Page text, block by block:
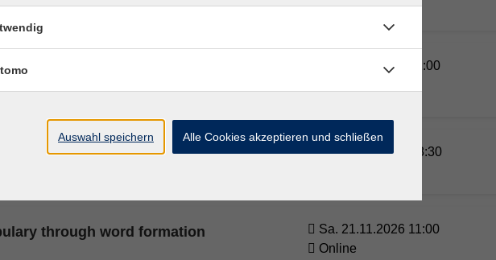
Online
2: Conditional sentences, modal
Sa. 24.10.2026 11:00
Mo. 09.11.2026 18:30
through word formation
Sa. 21.11.2026 11:00
Online
Auswahl speichern Alle Cookies akzeptieren und schließen